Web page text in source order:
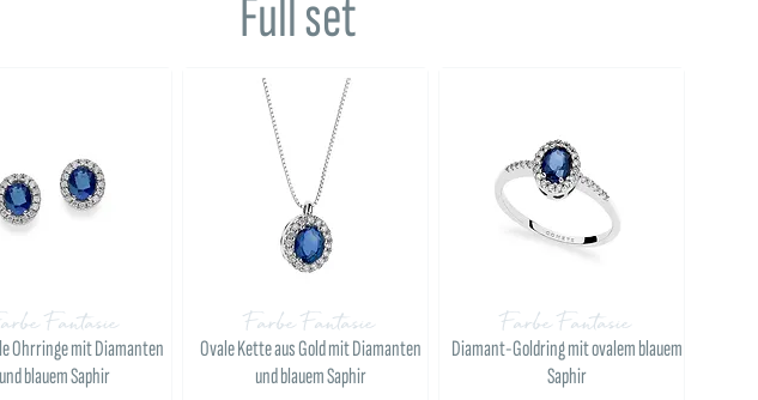
Full set
Fantasie
Ohrringe mit Diamanten
und blauem Saphir
Farbe Fantasie
Ovale Kette aus Gold mit Diamanten
und blauem Saphir
Farbe Fantasie
Diamant-Goldring mit ovalem blauem
Saphir